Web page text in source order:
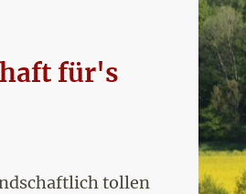
für's
tollen